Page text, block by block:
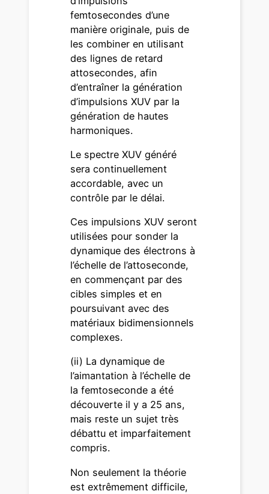
femtosecondes d’une
manière originale, puis de
les combiner en utilisant
des lignes de retard
attosecondes, afin
d’entraîner la génération
d’impulsions XUV par la
génération de hautes
harmoniques.
Le spectre XUV généré
sera continuellement
accordable, avec un
contrôle par le délai.
Ces impulsions XUV seront
utilisées pour sonder la
dynamique des électrons à
l’échelle de l’attoseconde,
en commençant par des
cibles simples et en
poursuivant avec des
matériaux bidimensionnels
complexes.
(ii) La dynamique de
l’aimantation à l’échelle de
la femtoseconde a été
découverte il y a 25 ans,
mais reste un sujet très
débattu et imparfaitement
compris.
Non seulement la théorie
est extrêmement difficile,